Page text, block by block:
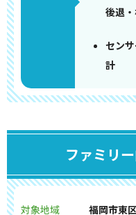
後退・
セン
計
ファミリ
対象地域
福岡市東